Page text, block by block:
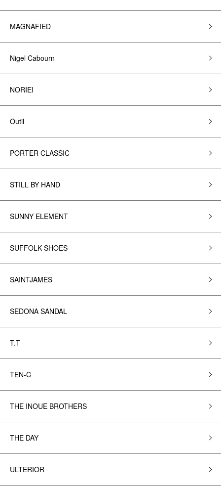
MAGNAFIED
Nigel Cabourn
NORIEI
Outil
PORTER CLASSIC
STILL BY HAND
SUNNY ELEMENT
SUFFOLK SHOES
SAINTJAMES
SEDONA SANDAL
T.T
TEN-C
THE INOUE BROTHERS
THE DAY
ULTERIOR